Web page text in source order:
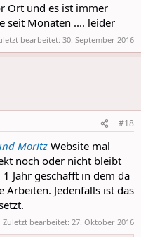
Ort und es ist immer
seit Monaten .... leider
bearbeitet: 30. September 2016
#18
Moritz Website mal
noch oder nicht bleibt
Jahr geschafft in dem da
Jedenfalls ist das
Zuletzt bearbeitet: 27. Oktober 2016